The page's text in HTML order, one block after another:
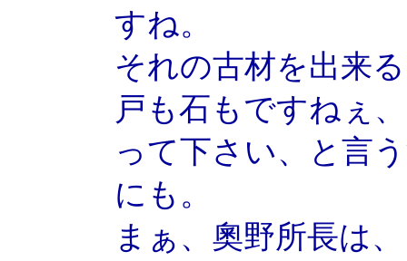
すね。
それの古材を出来
戸も石もですねぇ
って下さい、と言
にも。
まぁ、奧野所長は、